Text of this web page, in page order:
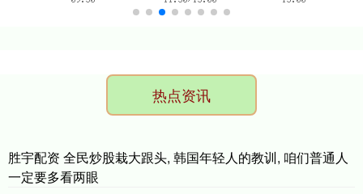
热点资讯
胜宇配资 全民炒股栽大跟头, 韩国年轻人的教训, 咱们普通人
一定要多看两眼